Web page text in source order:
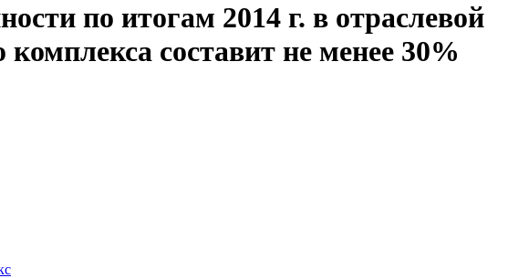
по итогам 2014 г. в отраслевой
составит не менее 30%